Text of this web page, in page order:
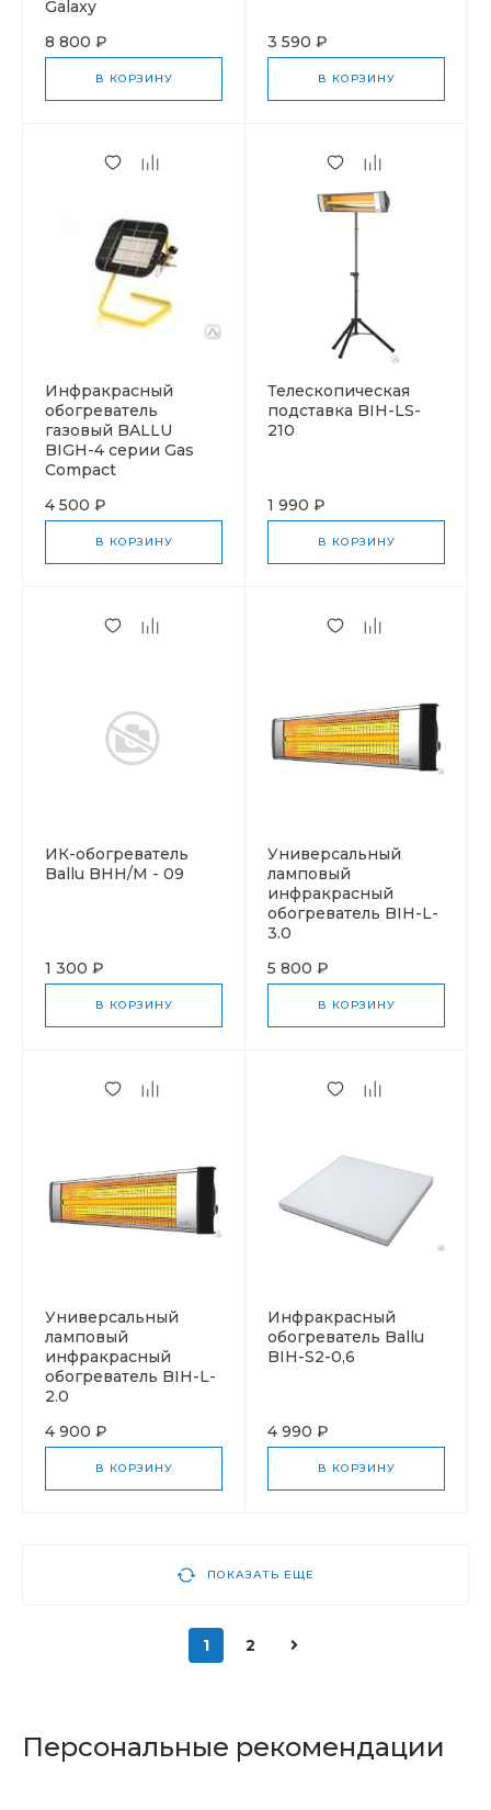
Galaxy
8 800 ₽
В КОРЗИНУ
3 590 ₽
В КОРЗИНУ
Инфракрасный
обогреватель
газовый BALLU
BIGH-4 серии Gas
Compact
4 500 ₽
В КОРЗИНУ
Телескопическая
подставка BIH-LS-
210
1 990 ₽
В КОРЗИНУ
ИК-обогреватель
Ballu BHH/M - 09
1 300 ₽
В КОРЗИНУ
Универсальный
ламповый
инфракрасный
обогреватель BIH-L-
3.0
5 800 ₽
В КОРЗИНУ
Универсальный
ламповый
инфракрасный
обогреватель BIH-L-
2.0
4 900 ₽
В КОРЗИНУ
Инфракрасный
обогреватель Ballu
BIH-S2-0,6
4 990 ₽
В КОРЗИНУ
ПОКАЗАТЬ ЕЩЕ
1 2
Персональные рекомендации